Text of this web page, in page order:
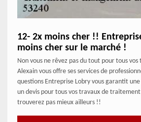
12- 2x moins cher !!
moins cher sur le marché !
Non vous ne rêvez pas du tout pour tous
Alexain vous offre ses services de
questions Entreprise Lobry vous garantit
un devis pour tous vos travaux de
trouverez pas mieux ailleurs !!